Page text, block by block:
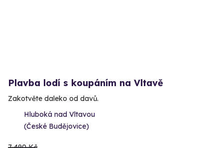
Plavba lodí s koupáním na Vltavě
Zakotvěte daleko od davů.
Hluboká nad Vltavou
(České Budějovice)